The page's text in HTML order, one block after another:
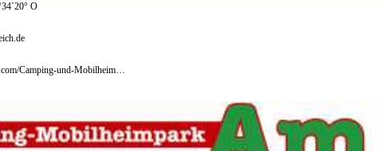
O
www.facebook.com/Camping-und-Mobilheimpark-Am-M%C3%BChlenteich-219644731557222